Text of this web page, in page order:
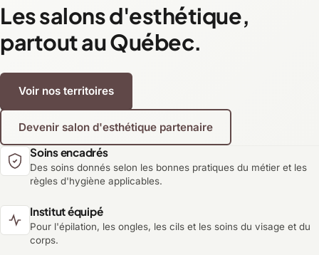
Les salons d'esthétique,
partout au Québec.
Voir nos territoires
Devenir salon d'esthétique partenaire
Soins encadrés
Des soins donnés selon les bonnes pratiques du métier et les
règles d'hygiène applicables.
Institut équipé
Pour l'épilation, les ongles, les cils et les soins du visage et du
corps.